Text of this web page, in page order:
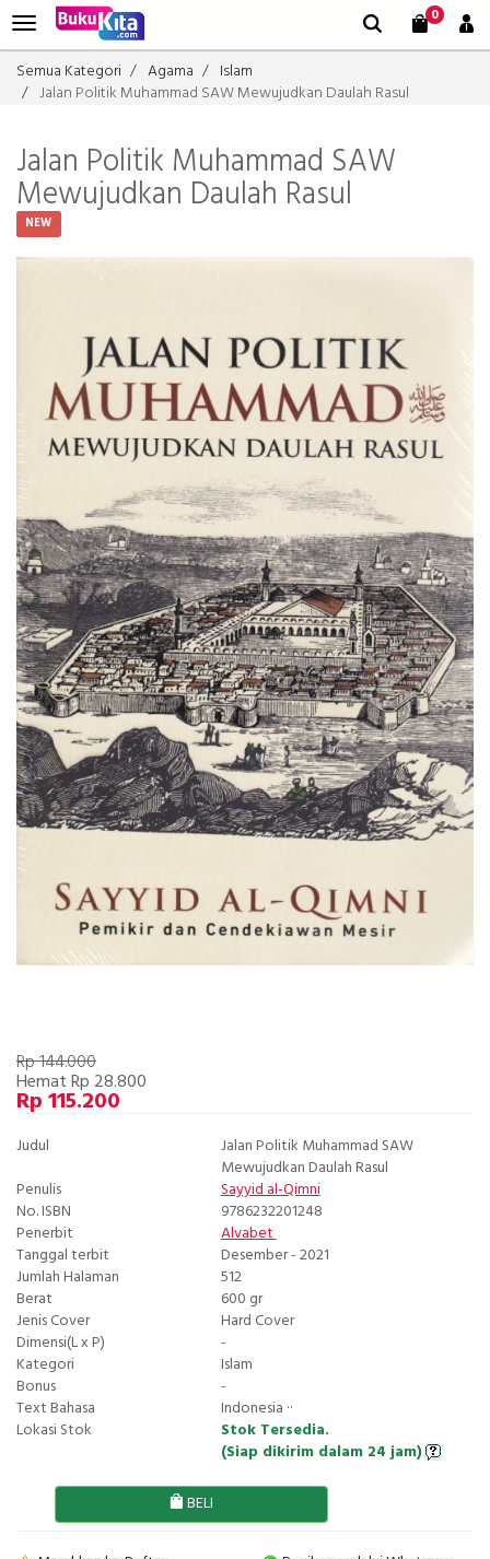
0
Semua Kategori Agama
Islam
Jalan Politik Muhammad SAW Mewujudkan Daulah Rasul
Jalan Politik Muhammad SAW
Mewujudkan Daulah Rasul
NEW
Rp 144.000
Hemat Rp 28.800
Rp 115.200
Judul
Jalan Politik Muhammad SAW
Mewujudkan Daulah Rasul
Penulis
Sayyid al-Qimni
No. ISBN
9786232201248
Penerbit
Alvabet
Tanggal terbit
Desember - 2021
Jumlah Halaman
512
Berat
600 gr
Jenis Cover
Hard Cover
Dimensi(L x P)
-
Kategori
Islam
Bonus
-
Text Bahasa
Indonesia ··
Lokasi Stok
Stok Tersedia.
(Siap dikirim dalam 24 jam)
BELI